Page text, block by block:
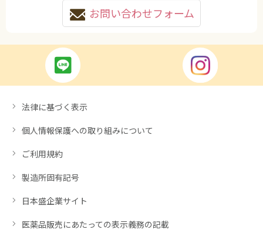
お問い合わせフォーム
法律に基づく表示
個人情報保護への取り組みについて
ご利用規約
製造所固有記号
日本盛企業サイト
医薬品販売にあたっての表示義務の記載